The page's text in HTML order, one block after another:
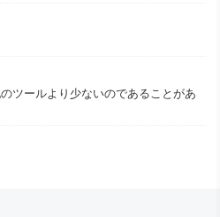
ツールより少ないのであることがあ